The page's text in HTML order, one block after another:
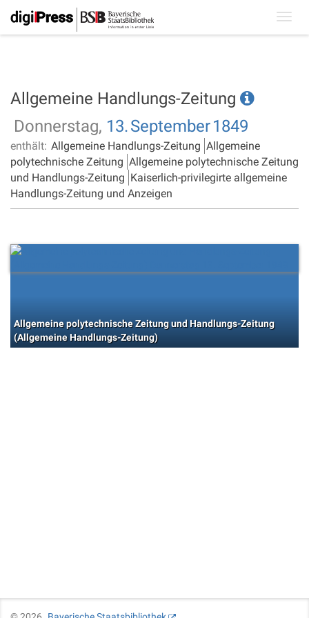
Allgemeine Handlungs-Zeitung
Donnerstag, 13.September1849
enthält: Allgemeine Handlungs-Zeitung Allgemeine
polytechnische Zeitung Allgemeine polytechnische Zeitung
und Handlungs-Zeitung Kaiserlich-privilegirte allgemeine
Handlungs-Zeitung und Anzeigen
Allgemeine polytechnische Zeitung und Handlungs-Zeitung
(Allgemeine Handlungs-Zeitung)